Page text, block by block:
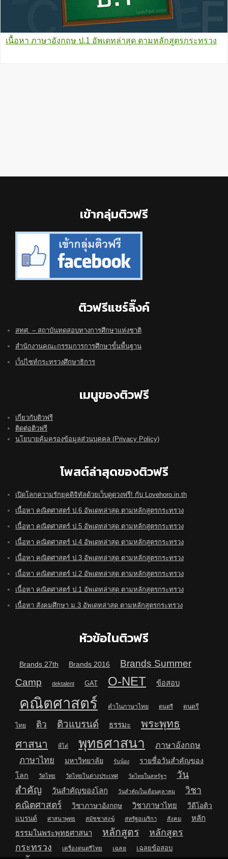
เนื้อหา ภาษาอังกฤษ ป.1 อัพเดทล่าสุด ตามหลักสูตรกระทรวง
เข้ากลุ่มติวฟรี
ติวฟรีแชร์ลิ๊งค์
สทศ. – สถาบันทดสอบทางการศึกษาแห่งชาติ
สำนักงานคณะกรรมการการศึกษาขั้นพื้นฐาน
เว็ปไซท์กระทรวงศึกษาธิการ
เมนูของติวฟรี
เกี่ยวกับติวฟรี
ติดต่อติวฟรี
นโยบายคุ้มครองข้อมูลส่วนบุคคล (Privacy Policy)
โพสต์ล่าสุดของติวฟรี
เปิดโลกความรักยุคดิจิทัลด้วยเว็บดูดวงฟรี! กับ Lovehoro.in.th
เนื้อหา คณิตศาสตร์ ป.6 อัพเดทล่าสุด ตามหลักสูตรกระทรวง
เนื้อหา คณิตศาสตร์ ป.5 อัพเดทล่าสุด ตามหลักสูตรกระทรวง
เนื้อหา คณิตศาสตร์ ป.4 อัพเดทล่าสุด ตามหลักสูตรกระทรวง
เนื้อหา คณิตศาสตร์ ป.3 อัพเดทล่าสุด ตามหลักสูตรกระทรวง
เนื้อหา คณิตศาสตร์ ป.2 อัพเดทล่าสุด ตามหลักสูตรกระทรวง
เนื้อหา คณิตศาสตร์ ป.1 อัพเดทล่าสุด ตามหลักสูตรกระทรวง
เนื้อหา สังคมศึกษา ม.3 อัพเดทล่าสุด ตามหลักสูตรกระทรวง
หัวข้อในติวฟรี
Brands 27th Brands 2016
Brands Summer
Camp
dektalent GAT O-NET ข้อสอบ
คณิตศาสตร์ คำในภาษาไทย ดนตรี ดนตรี
ไทย ติว ติวแบรนด์ ธรรมะ
พระพุทธ
ศาสนา
พี่โต๋ พุทธศาสนา ภาษาอังกฤษ
ภาษาไทย มหาวิทยาลัย รับน้อง
รายชื่อวันสำคัญของ
โลก
วัดไทย วัดไทยในต่างประเทศ วัดไทยในสหรัฐฯ
วัน
สำคัญ
วันสำคัญของโลก วันสำคัญในเดือนตุลาคม
วิชา
คณิตศาสตร์
วิชาภาษาอังกฤษ วิชาภาษาไทย
วีดีโอติว
แบรนด์
ศาสนาพุทธ สมัชชาสงฆ์ สหรัฐอเมริกา สังคม
หลัก
ธรรมในพระพุทธศาสนา
หลักสูตร
หลักสูตร
กระทรวง
เครื่องดนตรีไทย เฉลย เฉลยข้อสอบ